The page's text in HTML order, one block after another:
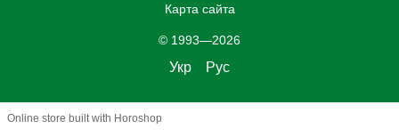
Карта сайта
© 1993—2026
Укр Рус
Online store built with Horoshop